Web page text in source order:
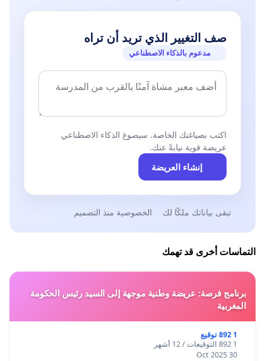
صف التغيير الذي تريد أن تراه
مدعوم بالذكاء الاصطناعي
اكتب بصياغتك الخاصة. سيصوغ الذكاء الاصطناعي
عريضة قوية نيابةً عنك.
إنشاء العريضة
تبقى بياناتك ملكًا لك الخصوصية منذ التصميم
التماسات أخرى قد تهمك
برنامج فرصة: عريضة وطنية موجهة إلى السيد رئيس الحكومة
المغربية
1 892 توقيع
1 892 التوقيعات / 12 أشهر
30 Oct 2025